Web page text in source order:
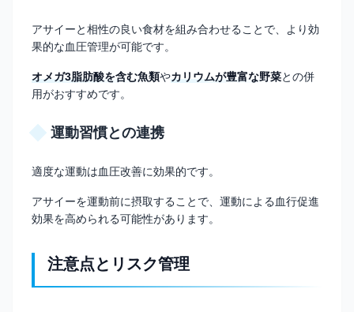
アサイーと相性の良い食材を組み合わせることで、より効
果的な血圧管理が可能です。
オメガ3脂肪酸を含む魚類やカリウムが豊富な野菜との併
用がおすすめです。
運動習慣との連携
適度な運動は血圧改善に効果的です。
アサイーを運動前に摂取することで、運動による血行促進
効果を高められる可能性があります。
注意点とリスク管理